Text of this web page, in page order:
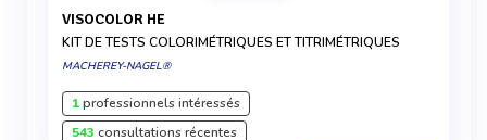
VISOCOLOR HE
KIT DE TESTS COLORIMÉTRIQUES ET TITRIMÉTRIQUES
MACHEREY-NAGEL®
1professionnels intéressés
543 consultations récentes